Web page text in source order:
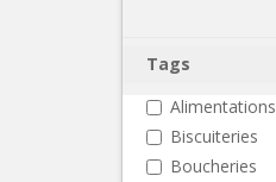
Tags
Alimentations
Biscuiteries
Boucheries